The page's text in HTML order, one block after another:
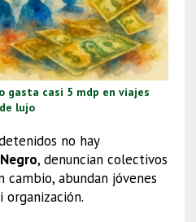
gasta casi 5 mdp en viajes
lujo
no hay
, denuncian colectivos
cambio, abundan jóvenes
organización.